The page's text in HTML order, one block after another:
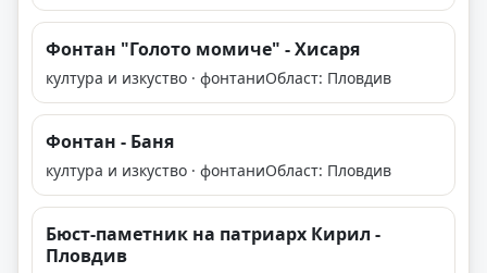
Фонтан "Голото момиче" - Хисаря
култура и изкуство · фонтаниОбласт: Пловдив
Фонтан - Баня
култура и изкуство · фонтаниОбласт: Пловдив
Бюст-паметник на патриарх Кирил -
Пловдив